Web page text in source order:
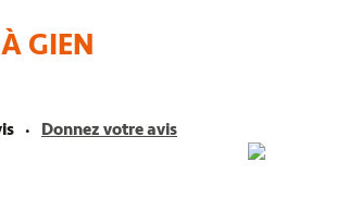
GIEN
Donnez votre avis